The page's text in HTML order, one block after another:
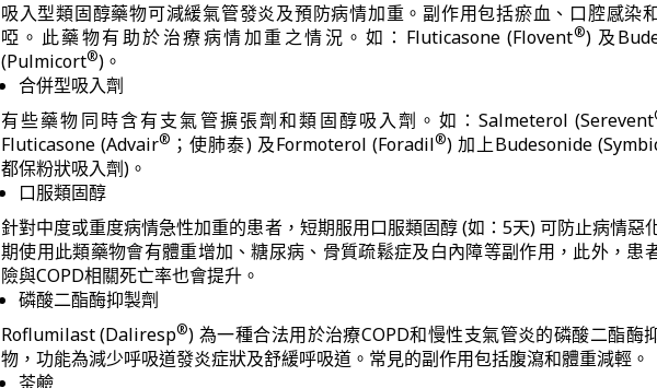
吸入型類固醇藥物可減緩氣管發炎及預防病情加重。副作用包括瘀血、口腔感染
啞。此藥物有助於治療病情加重之情況。如：Fluticasone (Flovent®) 及
(Pulmicort®)。
合併型吸入劑
有些藥物同時含有支氣管擴張劑和類固醇吸入劑。如：Salmeterol (Serevent
Fluticasone (Advair® ；使肺泰) 及Formoterol (Foradil®) 加上Budesonide
都保粉狀吸入劑)。
口服類固醇
針對中度或重度病情急性加重的患者，短期服用口服類固醇 (如：5天) 可防止病情惡
期使用此類藥物會有體重增加、糖尿病、骨質疏鬆症及白內障等副作用，此外，患
險與COPD相關死亡率也會提升。
磷酸二酯酶抑製劑
Roflumilast (Daliresp®) 為一種合法用於治療COPD和慢性支氣管炎的磷酸二酯酶
物，功能為減少呼吸道發炎症狀及舒緩呼吸道。常見的副作用包括腹瀉和體重減輕。
茶鹼